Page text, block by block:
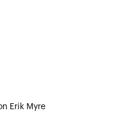
Erik Myre